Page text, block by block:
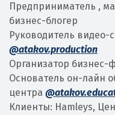
Предприниматель ,
бизнес-блогер
Руководитель видео-
@atakov.production
Организатор бизнес-
Основатель он-лайн
центра
Клиенты: Hamleys,